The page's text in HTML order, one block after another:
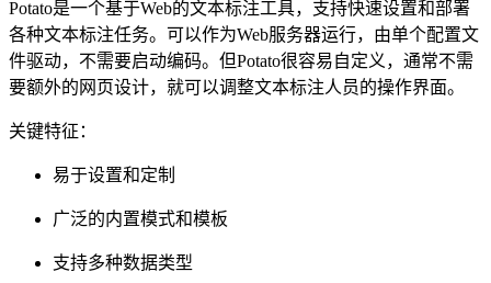
Potato是一个基于Web的文本标注工具，支持快速设置和部署
各种文本标注任务。可以作为Web服务器运行，由单个配置文
件驱动，不需要启动编码。但Potato很容易自定义，通常不需
要额外的网页设计，就可以调整文本标注人员的操作界面。
关键特征：
易于设置和定制
广泛的内置模式和模板
支持多种数据类型